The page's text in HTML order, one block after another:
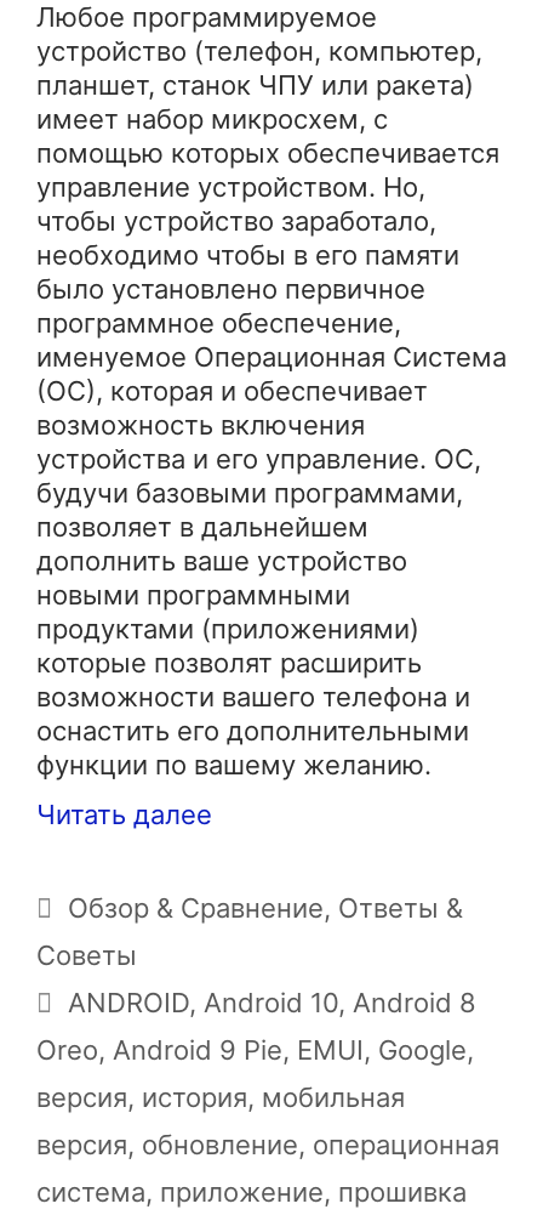
Любое программируемое
устройство (телефон, компьютер,
планшет, станок ЧПУ или ракета)
имеет набор микросхем, с
помощью которых обеспечивается
управление устройством. Но,
чтобы устройство заработало,
необходимо чтобы в его памяти
было установлено первичное
программное обеспечение,
именуемое Операционная Система
(ОС), которая и обеспечивает
возможность включения
устройства и его управление. ОС,
будучи базовыми программами,
позволяет в дальнейшем
дополнить ваше устройство
новыми программными
продуктами (приложениями)
которые позволят расширить
возможности вашего телефона и
оснастить его дополнительными
функции по вашему желанию.
Читать далее
Рубрики
Обзор & Сравнение, Ответы &
Советы
Метки
ANDROID,Android 10,Android 8
Oreo, Android 9 Pie, EMUI, Google,
версия, история, мобильная
версия, обновление, операционная
система, приложение, прошивка